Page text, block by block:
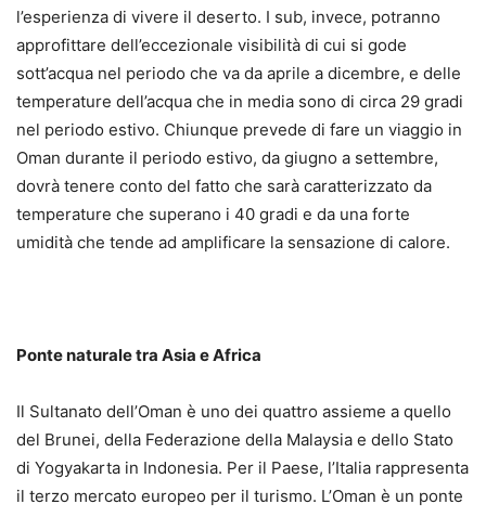
l’esperienza di vivere il deserto. I sub, invece, potranno
approfittare dell’eccezionale visibilità di cui si gode
sott’acqua nel periodo che va da aprile a dicembre, e delle
temperature dell’acqua che in media sono di circa 29 gradi
nel periodo estivo. Chiunque prevede di fare un viaggio in
Oman durante il periodo estivo, da giugno a settembre,
dovrà tenere conto del fatto che sarà caratterizzato da
temperature che superano i 40 gradi e da una forte
umidità che tende ad amplificare la sensazione di calore.
Ponte naturale tra Asia e Africa
Il Sultanato dell’Oman è uno dei quattro assieme a quello
del Brunei, della Federazione della Malaysia e dello Stato
di Yogyakarta in Indonesia. Per il Paese, l’Italia rappresenta
il terzo mercato europeo per il turismo. L’Oman è un ponte